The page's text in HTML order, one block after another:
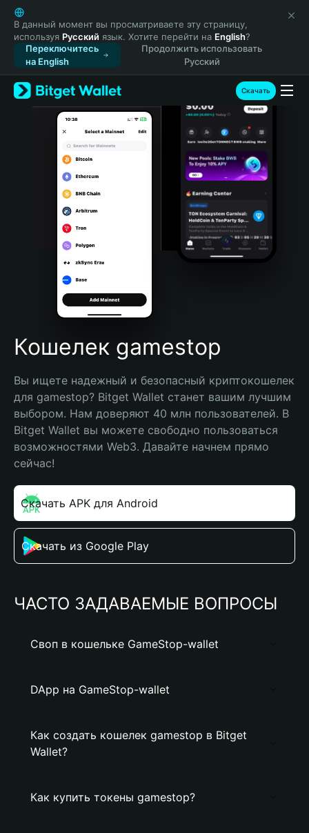
English
日本語
Tiếng Việt
Русский
Español (Latinoamérica)
Türkçe
Italiano
Português (Portugal)
Bahasa Indonesia
Português (Brasil)
Español (Argentina)
В данный момент вы просматриваете эту страницу,
используя Русский язык. Хотите перейти на English?
Переключитесь
на English
Продолжить использовать
Русский
Скачать
Кошелек gamestop
Вы ищете надежный и безопасный криптокошелек
для gamestop? Bitget Wallet станет вашим лучшим
выбором. Нам доверяют 40 млн пользователей. В
Bitget Wallet вы можете свободно пользоваться
возможностями Web3. Давайте начнем прямо
сейчас!
Скачать APK для Android
Скачать из Google Play
ЧАСТО ЗАДАВАЕМЫЕ ВОПРОСЫ
Своп в кошельке GameStop-wallet
DApp на GameStop-wallet
Как создать кошелек gamestop в Bitget
Wallet?
Как купить токены gamestop?